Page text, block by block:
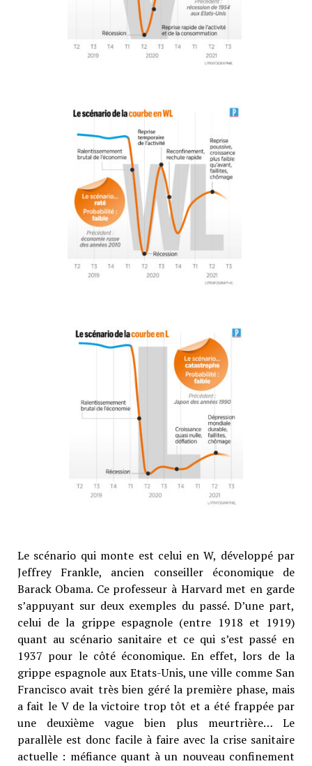
Le scénario qui monte est celui en W, développé par
Jeffrey Frankle, ancien conseiller économique de
Barack Obama. Ce professeur à Harvard met en garde
s’appuyant sur deux exemples du passé. D’une part,
celui de la grippe espagnole (entre 1918 et 1919)
quant au scénario sanitaire et ce qui s’est passé en
1937 pour le côté économique. En effet, lors de la
grippe espagnole aux Etats-Unis, une ville comme San
Francisco avait très bien géré la première phase, mais
a fait le V de la victoire trop tôt et a été frappée par
une deuxième vague bien plus meurtrière… Le
parallèle est donc facile à faire avec la crise sanitaire
actuelle : méfiance quant à un nouveau confinement